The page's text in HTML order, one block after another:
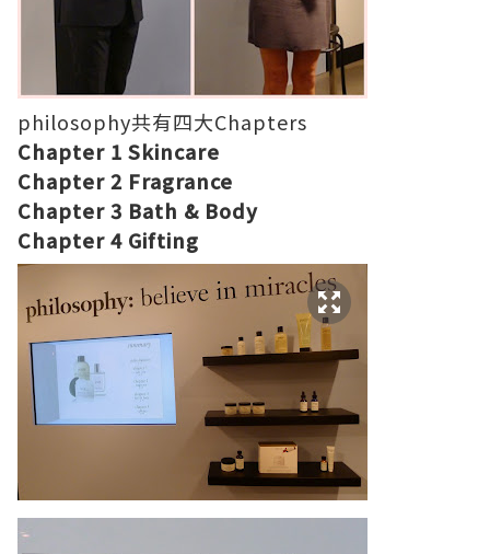
philosophy共有四大Chapters
Chapter 1 Skincare
Chapter 2 Fragrance
Chapter 3 Bath & Body
Chapter 4 Gifting